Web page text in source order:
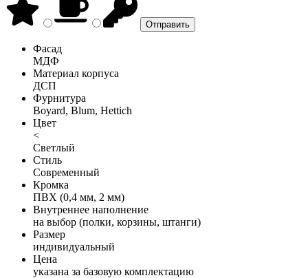
Фасад
МДФ
Материал корпуса
ДСП
Фурнитура
Boyard, Blum, Hettich
Цвет
<
Светлый
Стиль
Современный
Кромка
ПВХ (0,4 мм, 2 мм)
Внутреннее наполнение
на выбор (полки, корзины, штанги)
Размер
индивидуальный
Цена
указана за базовую комплектацию